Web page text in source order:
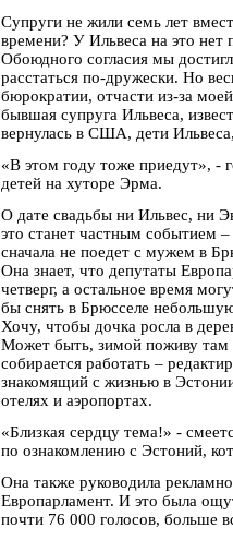
Супруги не жили семь лет
времени? У Ильвеса на это
Обоюдного согласия мы
расстаться по-дружески. Но
бюрократии, отчасти из-за
бывшая супруга Ильвеса,
вернулась в США, дети
«В этом году тоже приедут», -
детей на хуторе Эрма.
О дате свадьбы ни Ильвес, ни
это станет частным событием –
сначала не поедет с мужем в
Она знает, что депутаты
четверг, а остальное время
бы снять в Брюсселе
Хочу, чтобы дочка росла в
Может быть, зимой поживу там
собирается работать –
знакомящий с жизнью в
отелях и аэропортах.
«Близкая сердцу тема!» -
по ознакомлению с Эстоний,
Она также руководила
Европарламент. И это была
почти 76 000 голосов, больше